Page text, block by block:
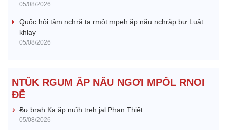
05/08/2026
Quốc hội tâm nchră ta rmôt mpeh ăp nău nchrăp ƀư Luật
khlay
05/08/2026
NTŬK RGUM ĂP NĂU NGƠI MPÔL RNOI
ĐÊ̆
Ƀư brah Ka ăp nuĭh treh jal Phan Thiết
05/08/2026